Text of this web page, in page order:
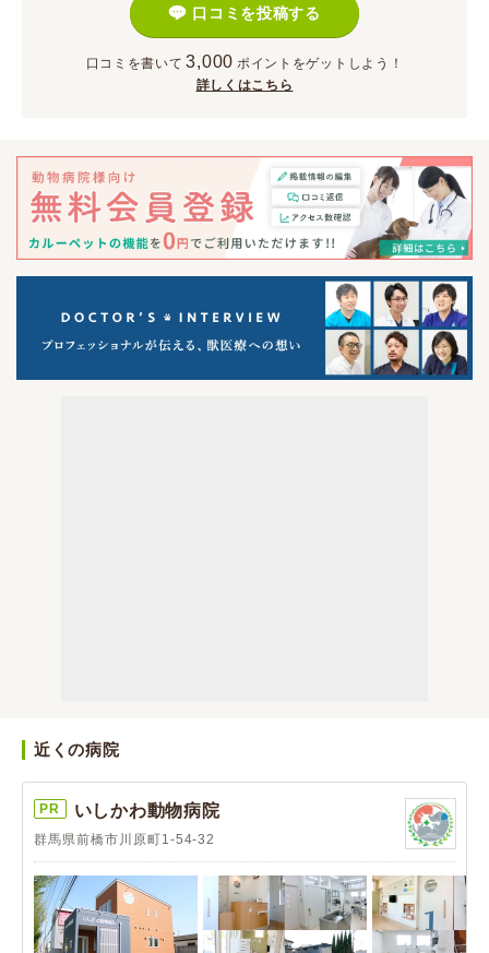
口コミを投稿する
口コミを書いて 3,000 ポイント をゲットしよう！
詳しくはこちら
近くの病院
PR いしかわ動物病院
群馬県前橋市川原町1-54-32